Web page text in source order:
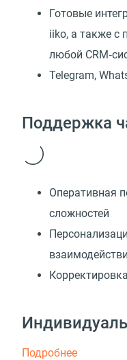
Готовые
iiko, а также с
любой
Telegram,
Поддержка
Оперативная
сложностей
Подробнее